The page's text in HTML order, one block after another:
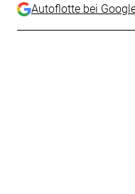
Autoflotte bei